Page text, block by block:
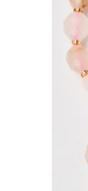
co